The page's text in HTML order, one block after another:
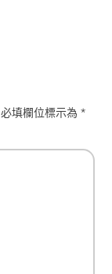
必填欄位標示為*